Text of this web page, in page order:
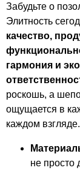
Забудьте о
Элитность
качество,
гармония и
роскошь, а
ощущается в
каждом взгляде.
не просто